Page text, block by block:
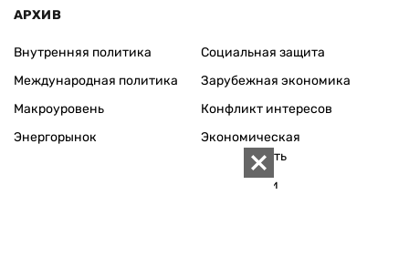
АРХИВ
Внутренняя политика
Международная политика
Макроуровень
Энергорынок
Социальная защита
Зарубежная экономика
Конфликт интересов
Экономическая
безопасность
Персоналии